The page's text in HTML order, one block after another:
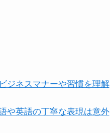
ジネスマナーや習慣を理解
や英語の丁寧な表現は意外